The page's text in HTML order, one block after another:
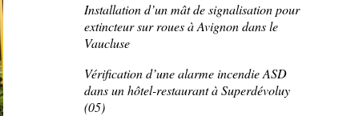
Installation d’un mât de signalisation pour
extincteur sur roues à Avignon dans le
Vaucluse
Vérification d’une alarme incendie ASD
dans un hôtel-restaurant à Superdévoluy
(05)